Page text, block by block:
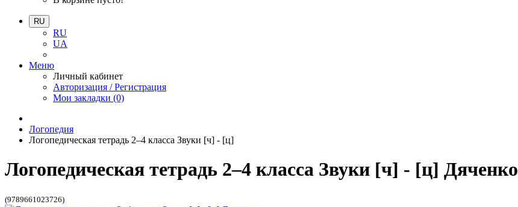
RU
RU
UA
Меню
Личный кабинет
Авторизация / Регистрация
Мои закладки (0)
Логопедия
Логопедическая тетрадь 2–4 класса Звуки [ч] - [ц]
Логопедическая тетрадь 2–4 класса Звуки [ч] - [ц] Дяченко
(9789661023726)